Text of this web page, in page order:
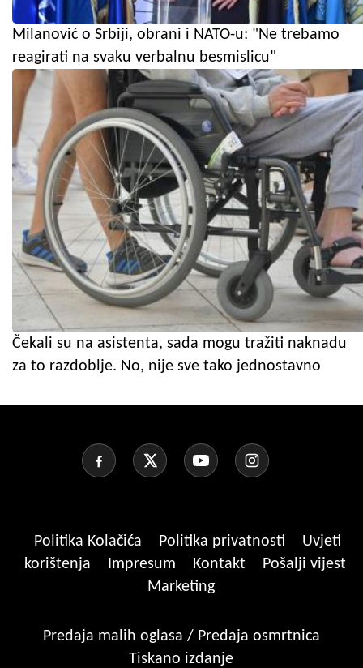
Milanović o Srbiji, obrani i NATO-u: "Ne trebamo
reagirati na svaku verbalnu besmislicu"
Čekali su na asistenta, sada mogu tražiti naknadu
za to razdoblje. No, nije sve tako jednostavno
Politika Kolačića Politika privatnosti
Uvjeti
korištenja
Impresum Kontakt
Pošalji vijest
Marketing
Predaja malih oglasa / Predaja osmrtnica
Tiskano izdanje